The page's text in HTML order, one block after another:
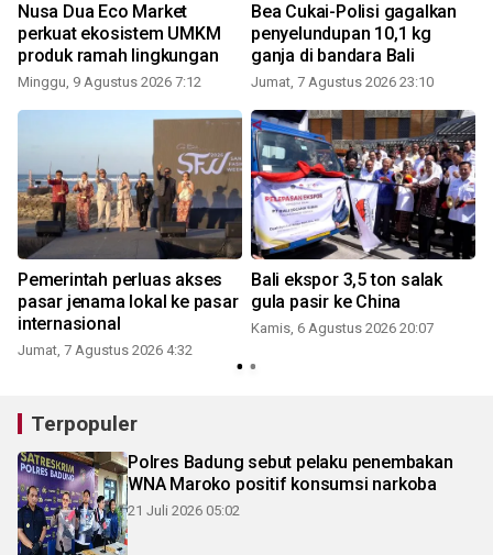
Nusa Dua Eco Market
perkuat ekosistem UMKM
produk ramah lingkungan
Minggu, 9 Agustus 2026 7:12
Bea Cukai-Polisi gagalkan
penyelundupan 10,1 kg
ganja di bandara Bali
Jumat, 7 Agustus 2026 23:10
Pemerintah perluas akses
pasar jenama lokal ke pasar
internasional
Jumat, 7 Agustus 2026 4:32
Bali ekspor 3,5 ton salak
gula pasir ke China
Kamis, 6 Agustus 2026 20:07
Terpopuler
Polres Badung sebut pelaku penembakan
WNA Maroko positif konsumsi narkoba
21 Juli 2026 05:02